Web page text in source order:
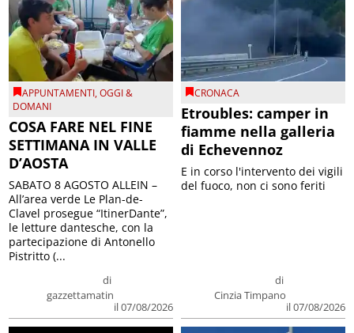
APPUNTAMENTI,OGGI &
DOMANI
COSA FARE NEL FINE
SETTIMANA IN VALLE
D’AOSTA
di
gazzettamatin
il 07/08/2026
SABATO 8 AGOSTO ALLEIN –
All’area verde Le Plan-de-
Clavel prosegue “ItinerDante”,
le letture dantesche, con la
partecipazione di Antonello
Pistritto (...
CRONACA
Etroubles: camper in
fiamme nella galleria
di Echevennoz
di
Cinzia Timpano
il 07/08/2026
E in corso l'intervento dei vigili
del fuoco, non ci sono feriti